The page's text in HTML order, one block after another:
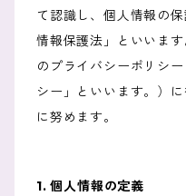
て認識し、個人情報の
情報保護法」といいま
のプライバシーポリシ
シー」といいます。）
に努めます。
1. 個人情報の定義